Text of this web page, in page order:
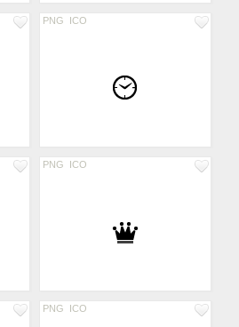
PNG ICO
PNG ICO
PNG ICO